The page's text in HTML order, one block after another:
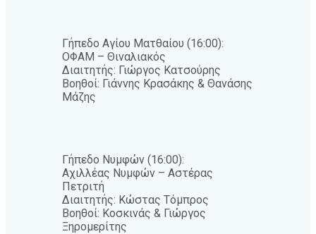
Γήπεδο Αγίου Ματθαίου (16:00):
ΟΦΑΜ – Θιναλιακός
Διαιτητής: Γιώργος Κατσούρης
Βοηθοί: Γιάννης Κρασάκης & Θανάσης
Μάζης
Γήπεδο Νυμφών (16:00):
Αχιλλέας Νυμφών – Αστέρας
Πετριτή
Διαιτητής: Κώστας Τόμπρος
Βοηθοί: Κοσκινάς & Γιώργος
Ξηρομερίτης